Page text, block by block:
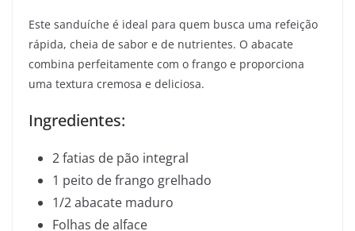
Este sanduíche é ideal para quem busca uma refeição
rápida, cheia de sabor e de nutrientes. O abacate
combina perfeitamente com o frango e proporciona
uma textura cremosa e deliciosa.
Ingredientes:
2 fatias de pão integral
1 peito de frango grelhado
1/2 abacate maduro
Folhas de alface